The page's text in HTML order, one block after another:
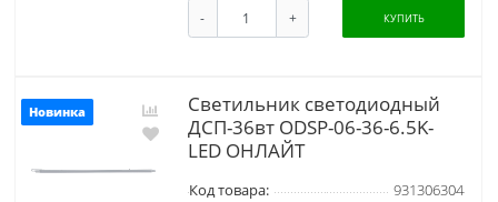
- + КУПИТЬ
Новинка
Светильник светодиодный
ДСП-36вт ODSP-06-36-6.5K-
LED ОНЛАЙТ
Код товара:
931306304